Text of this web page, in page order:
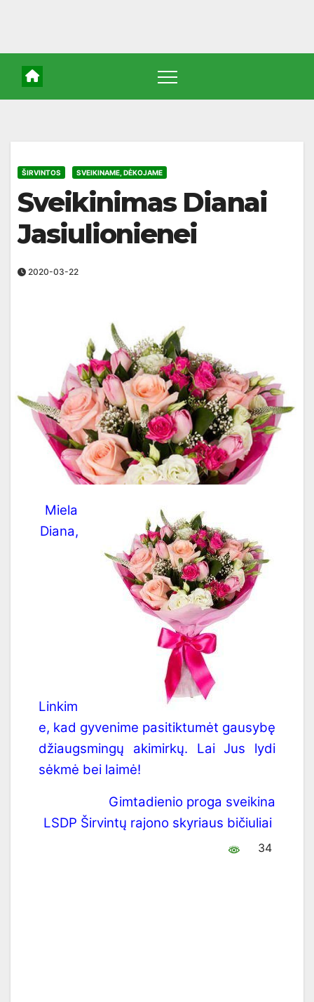
ŠIRVINTOS SVEIKINAME, DĖKOJAME
Sveikinimas Dianai
Jasiulionienei
2020-03-22
Miela
Diana,
Linkim
e, kad gyvenime pasitiktumėt gausybę
džiaugsmingų akimirkų. Lai Jus lydi
sėkmė bei laimė!
Gimtadienio proga sveikina
LSDP Širvintų rajono skyriaus bičiuliai
34